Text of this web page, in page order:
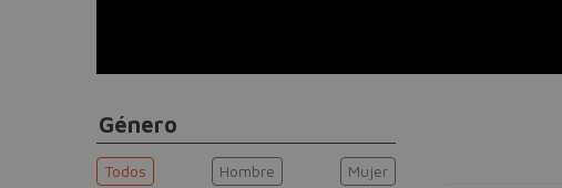
Género
Todos Hombre Mujer